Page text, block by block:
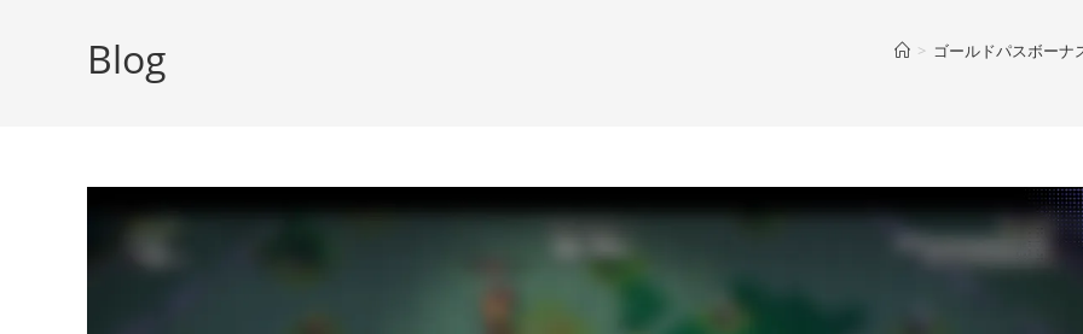
Blog > ゴールドパスボーナ